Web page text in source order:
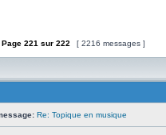
Page 221 sur 222 [ 2216 messages ]
Re: Topique en musique